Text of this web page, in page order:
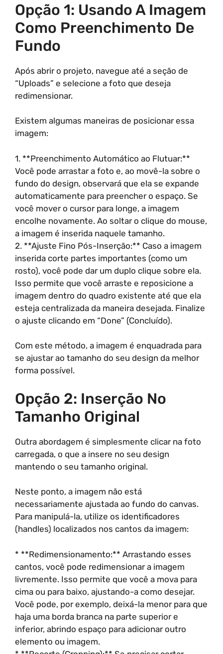
Opção 1: Usando A Imagem
Como Preenchimento De
Fundo
Após abrir o projeto, navegue até a seção de
“Uploads” e selecione a foto que deseja
redimensionar.
Existem algumas maneiras de posicionar essa
imagem:
1. **Preenchimento Automático ao Flutuar:**
Você pode arrastar a foto e, ao movê-la sobre o
fundo do design, observará que ela se expande
automaticamente para preencher o espaço. Se
você mover o cursor para longe, a imagem
encolhe novamente. Ao soltar o clique do mouse,
a imagem é inserida naquele tamanho.
2. **Ajuste Fino Pós-Inserção:** Caso a imagem
inserida corte partes importantes (como um
rosto), você pode dar um duplo clique sobre ela.
Isso permite que você arraste e reposicione a
imagem dentro do quadro existente até que ela
esteja centralizada da maneira desejada. Finalize
o ajuste clicando em “Done” (Concluído).
Com este método, a imagem é enquadrada para
se ajustar ao tamanho do seu design da melhor
forma possível.
Opção 2: Inserção No
Tamanho Original
Outra abordagem é simplesmente clicar na foto
carregada, o que a insere no seu design
mantendo o seu tamanho original.
Neste ponto, a imagem não está
necessariamente ajustada ao fundo do canvas.
Para manipulá-la, utilize os identificadores
(handles) localizados nos cantos da imagem:
* **Redimensionamento:** Arrastando esses
cantos, você pode redimensionar a imagem
livremente. Isso permite que você a mova para
cima ou para baixo, ajustando-a como desejar.
Você pode, por exemplo, deixá-la menor para que
haja uma borda branca na parte superior e
inferior, abrindo espaço para adicionar outro
elemento ou imagem.